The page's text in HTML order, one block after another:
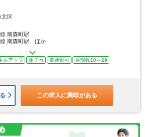
北区
南森町駅
南森町駅…ほか
ルアップ 駅チカ 車通勤可
店舗数10～29
この求人に興味がある